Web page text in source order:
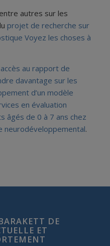
autres sur les
projet de recherche sur
Voyez les choses à
au rapport de
davantage sur les
d’un modèle
en évaluation
âgés de 0 à 7 ans chez
neurodéveloppemental.
DE
ET